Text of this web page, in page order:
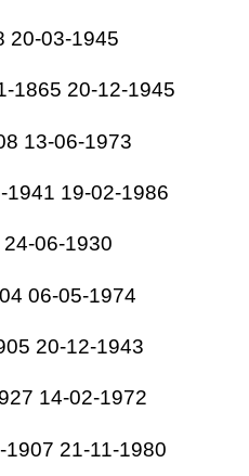
20-03-1945
1865 20-12-1945
13-06-1973
1941 19-02-1986
06-1930
06-05-1974
20-12-1943
14-02-1972
21-11-1980